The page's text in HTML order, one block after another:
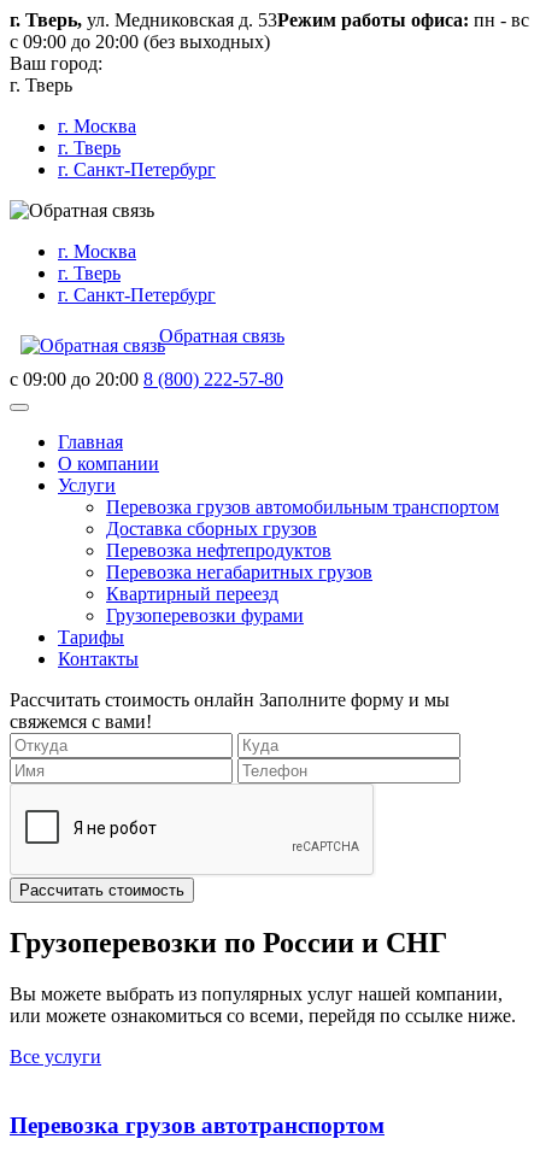
г. Тверь, ул. Медниковская д. 53Режим работы офиса: пн - вс
с 09:00 до 20:00 (без выходных)
Ваш город:
г. Тверь
г. Москва
г. Тверь
г. Санкт-Петербург
г. Москва
г. Тверь
г. Санкт-Петербург
Обратная связь
c 09:00 до 20:00 8 (800) 222-57-80
Главная
О компании
Услуги
Перевозка грузов автомобильным транспортом
Доставка сборных грузов
Перевозка нефтепродуктов
Перевозка негабаритных грузов
Квартирный переезд
Грузоперевозки фурами
Тарифы
Контакты
Рассчитать стоимость онлайн Заполните форму и мы
свяжемся с вами!
Грузоперевозки по России и СНГ
Вы можете выбрать из популярных услуг нашей компании,
или можете ознакомиться со всеми, перейдя по ссылке ниже.
Все услуги
Перевозка грузов автотранспортом